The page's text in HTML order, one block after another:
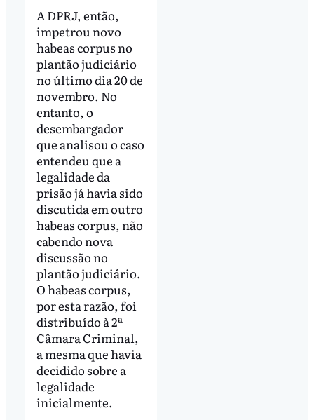
A DPRJ, então,
impetrou novo
habeas corpus no
plantão judiciário
no último dia 20 de
novembro. No
entanto, o
desembargador
que analisou o caso
entendeu que a
legalidade da
prisão já havia sido
discutida em outro
habeas corpus, não
cabendo nova
discussão no
plantão judiciário.
O habeas corpus,
por esta razão, foi
distribuído à 2ª
Câmara Criminal,
a mesma que havia
decidido sobre a
legalidade
inicialmente.